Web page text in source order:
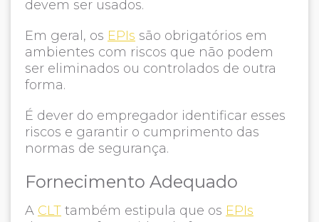
devem ser usados.
Em geral, os EPIs são obrigatórios em
ambientes com riscos que não podem
ser eliminados ou controlados de outra
forma.
É dever do empregador identificar esses
riscos e garantir o cumprimento das
normas de segurança.
Fornecimento Adequado
A CLT também estipula que os EPIs